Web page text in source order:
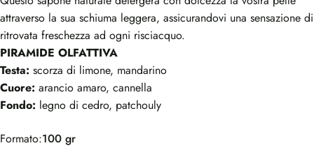
attraverso la sua schiuma leggera, assicurandovi una sensazione di
ritrovata freschezza ad ogni risciacquo.
PIRAMIDE OLFATTIVA
Testa: scorza di limone, mandarino
Cuore: arancio amaro, cannella
Fondo: legno di cedro, patchouly
Formato
Formato:100 gr